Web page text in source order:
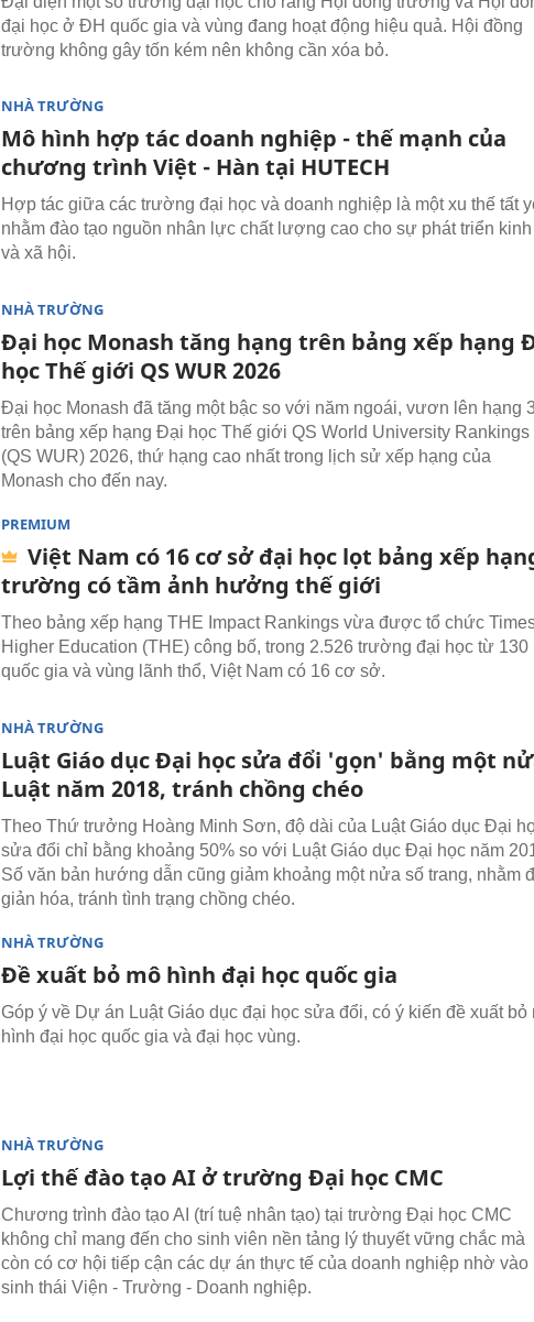
đại học ở ĐH quốc gia và vùng đang hoạt động hiệu quả. Hội đồng
trường không gây tốn kém nên không cần xóa bỏ.
NHÀ TRƯỜNG
Mô hình hợp tác doanh nghiệp - thế mạnh của
chương trình Việt - Hàn tại HUTECH
Hợp tác giữa các trường đại học và doanh nghiệp là một xu thế tất
nhằm đào tạo nguồn nhân lực chất lượng cao cho sự phát triển kinh
và xã hội.
NHÀ TRƯỜNG
Đại học Monash tăng hạng trên bảng xếp hạng
học Thế giới QS WUR 2026
Đại học Monash đã tăng một bậc so với năm ngoái, vươn lên hạng
trên bảng xếp hạng Đại học Thế giới QS World University Rankings
(QS WUR) 2026, thứ hạng cao nhất trong lịch sử xếp hạng của
Monash cho đến nay.
PREMIUM
Việt Nam có 16 cơ sở đại học lọt bảng xếp
trường có tầm ảnh hưởng thế giới
Theo bảng xếp hạng THE Impact Rankings vừa được tổ chức
Higher Education (THE) công bố, trong 2.526 trường đại học từ 130
quốc gia và vùng lãnh thổ, Việt Nam có 16 cơ sở.
NHÀ TRƯỜNG
Luật Giáo dục Đại học sửa đổi 'gọn' bằng một
Luật năm 2018, tránh chồng chéo
Theo Thứ trưởng Hoàng Minh Sơn, độ dài của Luật Giáo dục Đại
sửa đổi chỉ bằng khoảng 50% so với Luật Giáo dục Đại học năm
Số văn bản hướng dẫn cũng giảm khoảng một nửa số trang, nhằm
giản hóa, tránh tình trạng chồng chéo.
NHÀ TRƯỜNG
Đề xuất bỏ mô hình đại học quốc gia
Góp ý về Dự án Luật Giáo dục đại học sửa đổi, có ý kiến đề xuất bỏ
hình đại học quốc gia và đại học vùng.
NHÀ TRƯỜNG
Lợi thế đào tạo AI ở trường Đại học CMC
Chương trình đào tạo AI (trí tuệ nhân tạo) tại trường Đại học CMC
không chỉ mang đến cho sinh viên nền tảng lý thuyết vững chắc mà
còn có cơ hội tiếp cận các dự án thực tế của doanh nghiệp nhờ vào
sinh thái Viện - Trường - Doanh nghiệp.